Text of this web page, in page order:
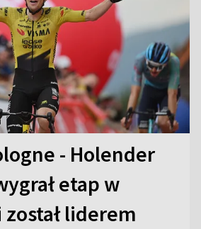
- Holender
etap w
został liderem